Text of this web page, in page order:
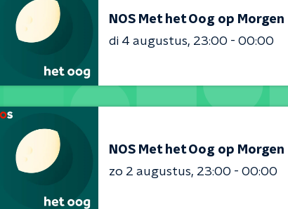
NOS Met het Oog op Morgen
di 4 augustus 23:00 - 00:00
NOS Met het Oog op Morgen
zo 2 augustus 23:00 - 00:00